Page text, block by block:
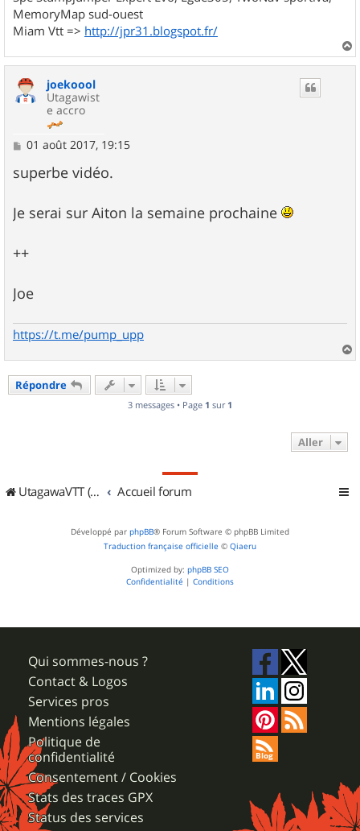
MemoryMap sud-ouest
Miam Vtt => http://jpr31.blogspot.fr/
a
joekoool
Utagawist
e accro
M
s
s
g
e
01 août 2017, 19:15
superbe vidéo.
Je serai sur Aiton la semaine prochaine
++
Joe
https://t.me/pump_upp
a
Répondre
3 messages • Page 1 sur 1
Aller
UtagawaVTT (Randos VTT et VTTAE avec traces GPS) Accueil forum
Développé par phpBB® Forum Software © phpBB Limited
Traduction française officielle © Qiaeru
Optimized by: phpBB SEO
Confidentialité | Conditions
Qui sommes-nous ?
Contact & Logos
Services pros
Mentions légales
Politique de
confidentialité
Consentement / Cookies
Stats des traces GPX
Status des services